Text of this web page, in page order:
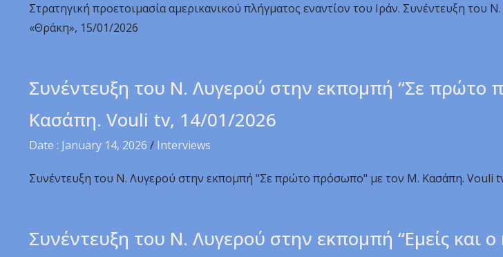
Στρατηγική προετοιμασία αμερικανικού πλήγματος εναντίον του Ιράν. Συνέντευξη του
«Θράκη», 15/01/2026
Συνέντευξη του Ν. Λυγερού στην εκπομπή “Σε πρώτο
Κασάπη. Vouli tv, 14/01/2026
Date : January 14, 2026 / Interviews
Συνέντευξη του Ν. Λυγερού στην εκπομπή "Σε πρώτο πρόσωπο" με τον Μ. Κασάπη. Vouli
Συνέντευξη του Ν. Λυγερού στην εκπομπή “Εμείς και ο